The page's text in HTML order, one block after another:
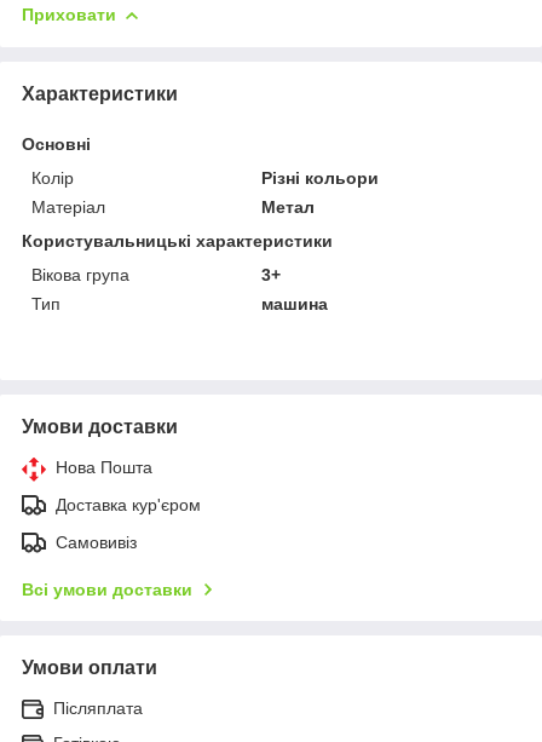
Приховати
Характеристики
Основні
Колір
Різні кольори
Матеріал
Метал
Користувальницькі характеристики
Вікова група
3+
Тип
машина
Умови доставки
Нова Пошта
Доставка кур'єром
Самовивіз
Всі умови доставки
Умови оплати
Післяплата